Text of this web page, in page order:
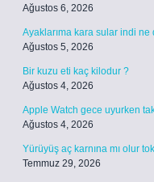
Ağustos 6, 2026
Ayaklarıma kara sular indi ne
Ağustos 5, 2026
Bir kuzu eti kaç kilodur ?
Ağustos 4, 2026
Apple Watch gece uyurken
Ağustos 4, 2026
Yürüyüş aç karnına mı olur
Temmuz 29, 2026